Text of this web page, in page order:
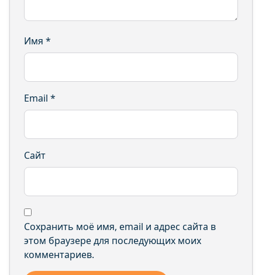
Имя *
Email *
Сайт
Сохранить моё имя, email и адрес сайта в
этом браузере для последующих моих
комментариев.